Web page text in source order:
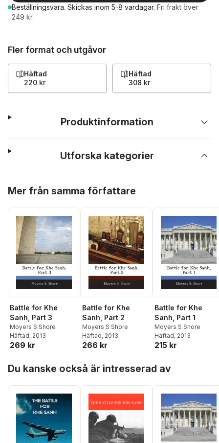
Beställningsvara. Skickas inom 5-8 vardagar. Fri frakt över
249 kr.
Fler format och utgåvor
Häftad
220 kr
Häftad
308 kr
Produktinformation
Utforska kategorier
Mer från samma författare
Battle for Khe
Sanh, Part 3
Moyers S Shore
Häftad, 2013
269 kr
Battle for Khe
Sanh, Part 2
Moyers S Shore
Häftad, 2013
266 kr
Battle for Khe
Sanh, Part 1
Moyers S Shore
Häftad, 2013
215 kr
Du kanske också är intresserad av